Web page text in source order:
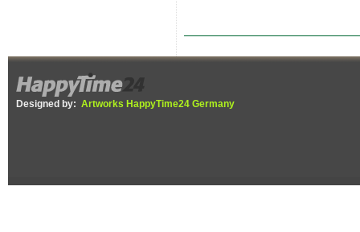
Designed by: Artworks HappyTime24 Germany